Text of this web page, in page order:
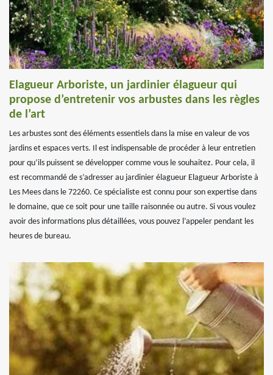
Elagueur Arboriste, un jardinier élagueur qui
propose d’entretenir vos arbustes dans les règles
de l’art
Les arbustes sont des éléments essentiels dans la mise en valeur de vos
jardins et espaces verts. Il est indispensable de procéder à leur entretien
pour qu’ils puissent se développer comme vous le souhaitez. Pour cela, il
est recommandé de s’adresser au jardinier élagueur Elagueur Arboriste à
Les Mees dans le 72260. Ce spécialiste est connu pour son expertise dans
le domaine, que ce soit pour une taille raisonnée ou autre. Si vous voulez
avoir des informations plus détaillées, vous pouvez l’appeler pendant les
heures de bureau.